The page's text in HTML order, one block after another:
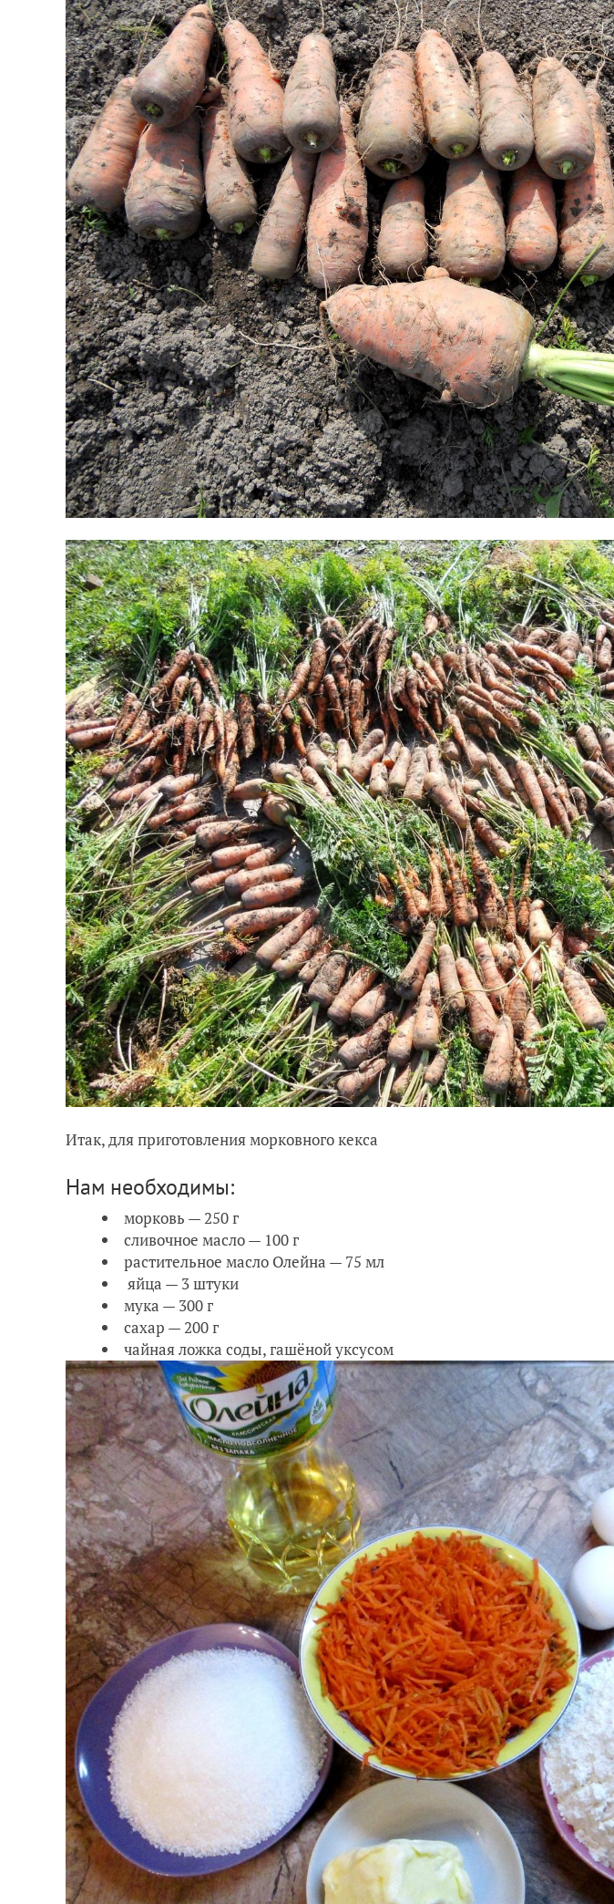
Итак, для приготовления морковного кекса
Нам необходимы:
морковь — 250 г
сливочное масло — 100 г
растительное масло Олейна — 75 мл
яйца — 3 штуки
мука — 300 г
сахар — 200 г
чайная ложка соды, гашёной уксусом